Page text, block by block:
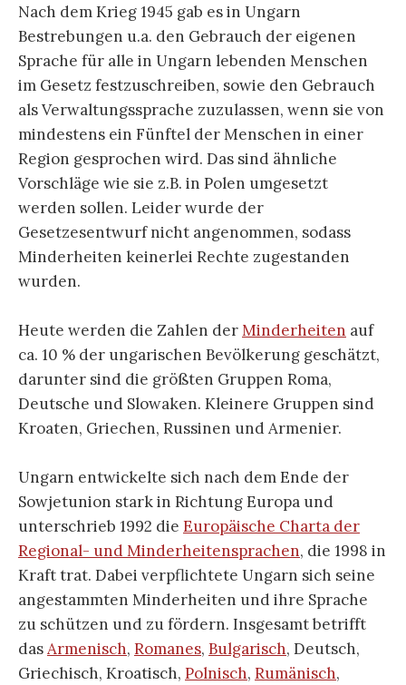
Nach dem Krieg 1945 gab es in Ungarn
Bestrebungen u.a. den Gebrauch der eigenen
Sprache für alle in Ungarn lebenden Menschen
im Gesetz festzuschreiben, sowie den Gebrauch
als Verwaltungssprache zuzulassen, wenn sie von
mindestens ein Fünftel der Menschen in einer
Region gesprochen wird. Das sind ähnliche
Vorschläge wie sie z.B. in Polen umgesetzt
werden sollen. Leider wurde der
Gesetzesentwurf nicht angenommen, sodass
Minderheiten keinerlei Rechte zugestanden
wurden.
Heute werden die Zahlen derMinderheiten auf
ca. 10 % der ungarischen Bevölkerung geschätzt,
darunter sind die größten Gruppen Roma,
Deutsche und Slowaken. Kleinere Gruppen sind
Kroaten, Griechen, Russinen und Armenier.
Ungarn entwickelte sich nach dem Ende der
Sowjetunion stark in Richtung Europa und
unterschrieb 1992 die Europäische Charta der
Regional- und Minderheitensprachen, die 1998 in
Kraft trat. Dabei verpflichtete Ungarn sich seine
angestammten Minderheiten und ihre Sprache
zu schützen und zu fördern. Insgesamt betrifft
dasArmenisch, Romanes, Bulgarisch, Deutsch,
Griechisch, Kroatisch, Polnisch, Rumänisch,